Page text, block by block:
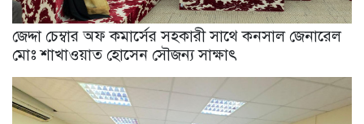
জেদ্দা চেম্বার অফ কমার্সের সহকারী সাথে কনসাল জেনারেল
মোঃ শাখাওয়াত হোসেন সৌজন্য সাক্ষাৎ